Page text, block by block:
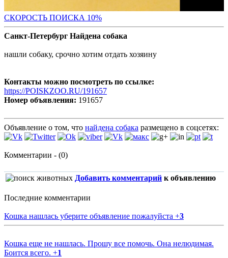
СКОРОСТЬ ПОИСКА 10%
Санкт-Петербург Найдена собака
нашли собаку, срочно хотим отдать хозяину
Контакты можно посмотреть по ссылке:
https://POISKZOO.RU/191657
Номер объявления: 191657
Объявление о том, что найдена собака размещено в соцсетях:
Комментарии - (0)
Добавить комментарий к объявлению
Последние комментарии
Кошка нашлась уберите объявление пожалуйста +3
Кошка еще не нашлась. Прошу все помочь. Она нелюдимая.
Боится всего. +1